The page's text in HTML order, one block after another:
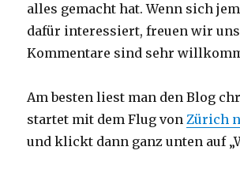
alles gemacht hat. Wenn sich
dafür interessiert, freuen wir
Kommentare sind sehr
Am besten liest man den Blog
startet mit dem Flug vonZürich
und klickt dann ganz unten auf